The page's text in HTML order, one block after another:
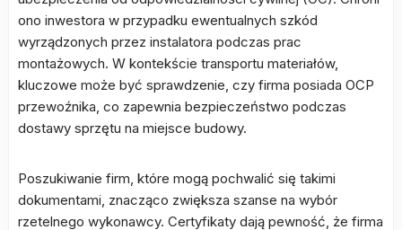
ono inwestora w przypadku ewentualnych szkód
wyrządzonych przez instalatora podczas prac
montażowych. W kontekście transportu materiałów,
kluczowe może być sprawdzenie, czy firma posiada OCP
przewoźnika, co zapewnia bezpieczeństwo podczas
dostawy sprzętu na miejsce budowy.
Poszukiwanie firm, które mogą pochwalić się takimi
dokumentami, znacząco zwiększa szanse na wybór
rzetelnego wykonawcy. Certyfikaty dają pewność, że firma